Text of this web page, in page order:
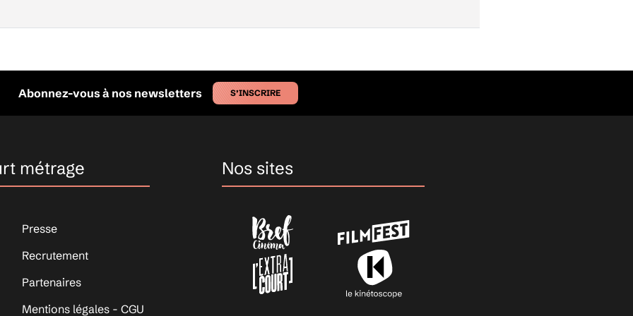
Abonnez-vous à nos newsletters S’INSCRIRE
métrage
Presse
Recrutement
Partenaires
Mentions légales - CGU
Nos sites